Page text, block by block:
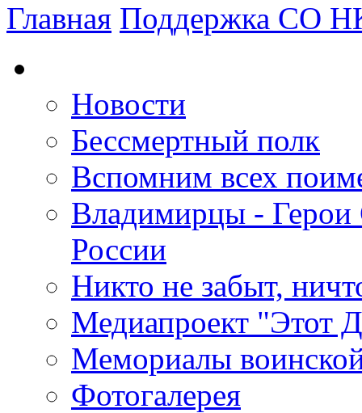
Главная Поддержка СО
Новости
Бессмертный полк
Вспомним всех
Владимирцы - Герои
России
Никто не забыт,
Медиапроект "Этот
Мемориалы
Фотогалерея